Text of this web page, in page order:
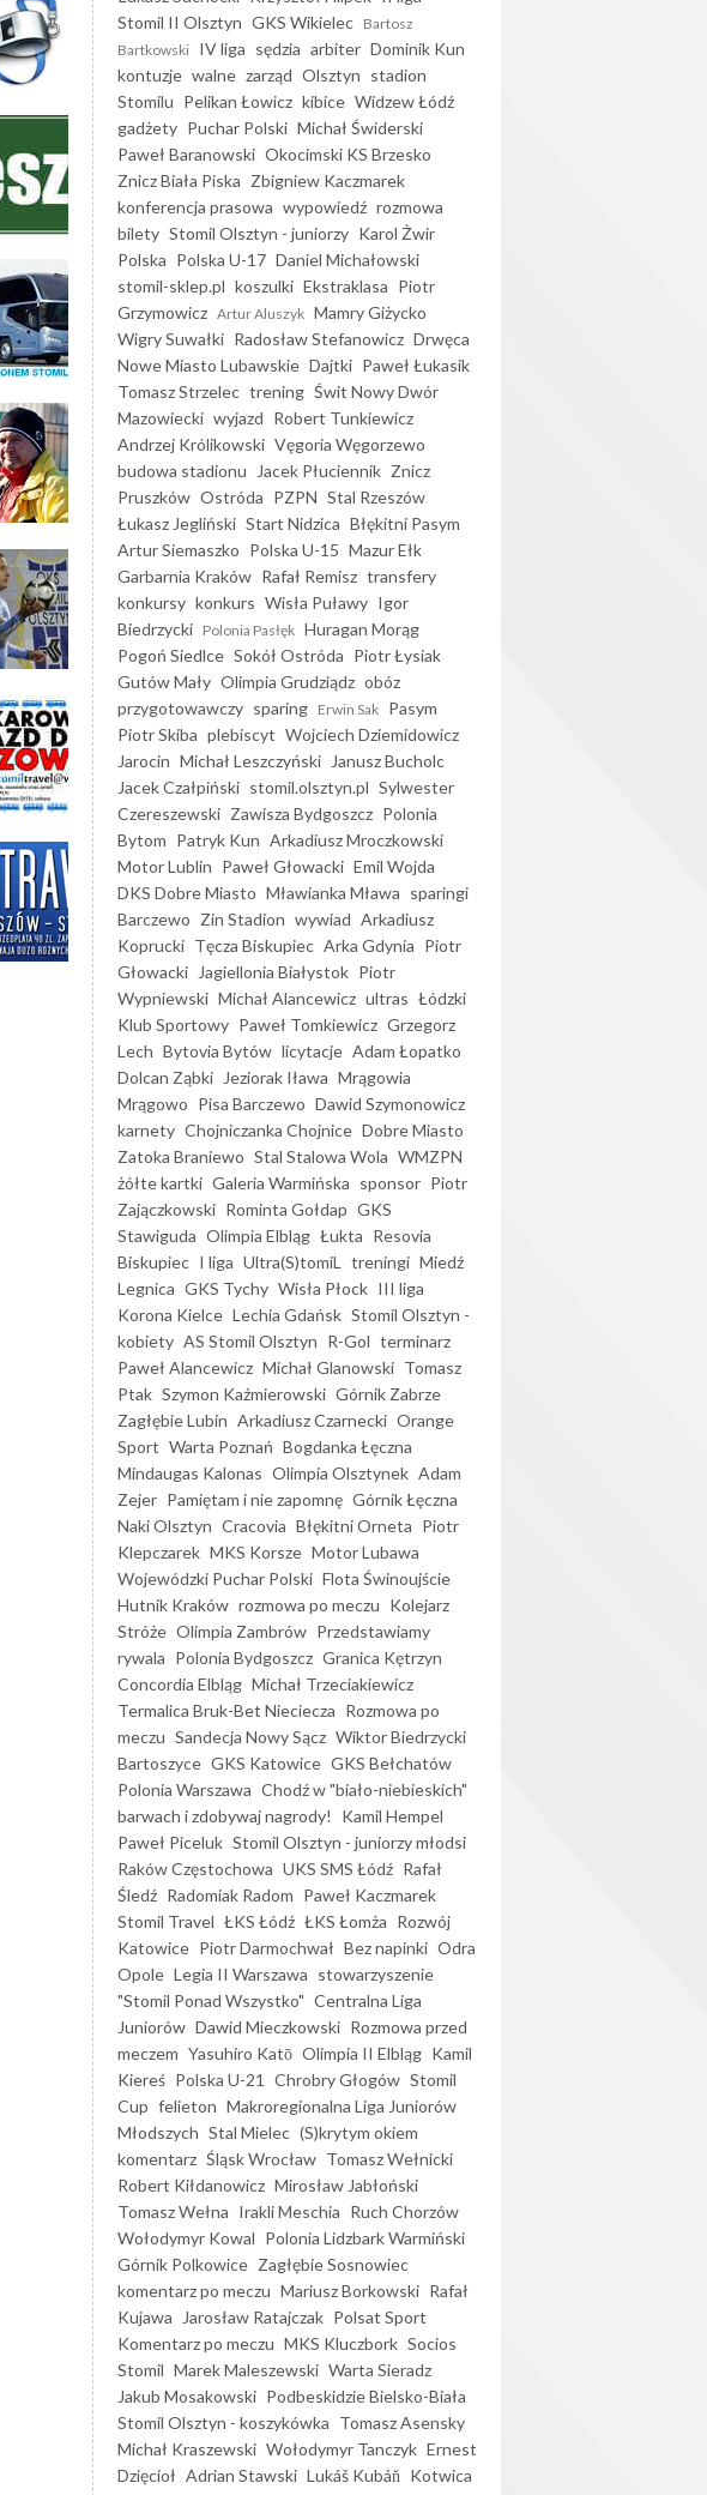
Stomil II Olsztyn GKS Wikielec Bartosz
Bartkowski IV liga sędzia arbiter Dominik Kun
kontuzje walne zarząd Olsztyn stadion
Stomilu Pelikan Łowicz kibice Widzew Łódź
gadżety Puchar Polski Michał Świderski
Paweł Baranowski Okocimski KS Brzesko
Znicz Biała Piska Zbigniew Kaczmarek
konferencja prasowa wypowiedź rozmowa
bilety Stomil Olsztyn - juniorzy Karol Żwir
Polska Polska U-17 Daniel Michałowski
stomil-sklep.pl koszulki Ekstraklasa Piotr
Grzymowicz Artur Aluszyk Mamry Giżycko
Wigry Suwałki Radosław Stefanowicz Drwęca
Nowe Miasto Lubawskie Dajtki Paweł Łukasik
Tomasz Strzelec trening Świt Nowy Dwór
Mazowiecki wyjazd Robert Tunkiewicz
Andrzej Królikowski Vęgoria Węgorzewo
budowa stadionu
Jacek Płuciennik Znicz
Pruszków Ostróda PZPN Stal Rzeszów
Łukasz Jegliński Start Nidzica Błękitni Pasym
Artur Siemaszko Polska U-15 Mazur Ełk
Garbarnia Kraków Rafał Remisz transfery
konkursy konkurs Wisła Puławy Igor
Biedrzycki Polonia Pasłęk Huragan Morąg
Pogoń Siedlce Sokół Ostróda Piotr Łysiak
Gutów Mały Olimpia Grudziądz obóz
przygotowawczy sparing Erwin Sak Pasym
Piotr Skiba plebiscyt Wojciech Dziemidowicz
Jarocin Michał Leszczyński
Janusz Bucholc
Jacek Czałpiński stomil.olsztyn.pl Sylwester
Czereszewski Zawisza Bydgoszcz Polonia
Bytom Patryk Kun Arkadiusz Mroczkowski
Motor Lublin Paweł Głowacki Emil Wojda
DKS Dobre Miasto Mławianka Mława sparingi
Barczewo Zin Stadion wywiad Arkadiusz
Koprucki Tęcza Biskupiec Arka Gdynia Piotr
Głowacki
Jagiellonia Białystok Piotr
Wypniewski Michał Alancewicz ultras Łódzki
Klub Sportowy Paweł Tomkiewicz Grzegorz
Lech Bytovia Bytów licytacje Adam Łopatko
Dolcan Ząbki
Jeziorak Iława Mrągowia
Mrągowo Pisa Barczewo Dawid Szymonowicz
karnety Chojniczanka Chojnice Dobre Miasto
Zatoka Braniewo Stal Stalowa Wola WMZPN
żółte kartki Galeria Warmińska sponsor Piotr
Zajączkowski Rominta Gołdap GKS
Stawiguda Olimpia Elbląg Łukta Resovia
Biskupiec I liga Ultra(S)tomiL treningi Miedź
Legnica GKS Tychy Wisła Płock III liga
Korona Kielce Lechia Gdańsk Stomil Olsztyn -
kobiety AS Stomil Olsztyn R-Gol terminarz
Paweł Alancewicz Michał Glanowski Tomasz
Ptak Szymon Kaźmierowski Górnik Zabrze
Zagłębie Lubin Arkadiusz Czarnecki Orange
Sport Warta Poznań Bogdanka Łęczna
Mindaugas Kalonas Olimpia Olsztynek Adam
Zejer Pamiętam i nie zapomnę Górnik Łęczna
Naki Olsztyn Cracovia Błękitni Orneta Piotr
Klepczarek MKS Korsze Motor Lubawa
Wojewódzki Puchar Polski Flota Świnoujście
Hutnik Kraków rozmowa po meczu Kolejarz
Stróże Olimpia Zambrów Przedstawiamy
rywala Polonia Bydgoszcz Granica Kętrzyn
Concordia Elbląg Michał Trzeciakiewicz
Termalica Bruk-Bet Nieciecza Rozmowa po
meczu Sandecja Nowy Sącz Wiktor Biedrzycki
Bartoszyce GKS Katowice GKS Bełchatów
Polonia Warszawa Chodź w "biało-niebieskich"
barwach i zdobywaj nagrody!
Kamil Hempel
Paweł Piceluk Stomil Olsztyn - juniorzy młodsi
Raków Częstochowa UKS SMS Łódź Rafał
Śledź Radomiak Radom Paweł Kaczmarek
Stomil Travel ŁKS Łódź ŁKS Łomża Rozwój
Katowice Piotr Darmochwał Bez napinki Odra
Opole Legia II Warszawa stowarzyszenie
"Stomil Ponad Wszystko" Centralna Liga
Juniorów Dawid Mieczkowski Rozmowa przed
meczem Yasuhiro Katō Olimpia II Elbląg Kamil
Kiereś Polska U-21 Chrobry Głogów Stomil
Cup felieton Makroregionalna Liga Juniorów
Młodszych Stal Mielec (S)krytym okiem
komentarz Śląsk Wrocław Tomasz Wełnicki
Robert Kiłdanowicz Mirosław Jabłoński
Tomasz Wełna Irakli Meschia Ruch Chorzów
Wołodymyr Kowal Polonia Lidzbark Warmiński
Górnik Polkowice Zagłębie Sosnowiec
komentarz po meczu Mariusz Borkowski Rafał
Kujawa
Jarosław Ratajczak Polsat Sport
Komentarz po meczu MKS Kluczbork Socios
Stomil Marek Maleszewski Warta Sieradz
Jakub Mosakowski Podbeskidzie Bielsko-Biała
Stomil Olsztyn - koszykówka Tomasz Asensky
Michał Kraszewski Wołodymyr Tanczyk Ernest
Dzięcioł Adrian Stawski Lukáš Kubáň Kotwica